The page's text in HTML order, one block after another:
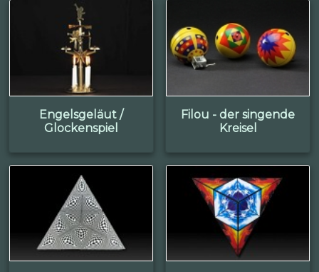
Engelsgeläut /
Glockenspiel
Filou - der singende
Kreisel